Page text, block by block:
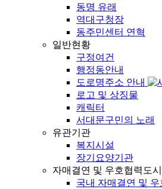
동명 유래
역대구청장
동주민센터 연혁
일반현황
구정여건
행정동안내
도로명주소 안내
로고 및 상징물
캐릭터
서대문구민의 노래
유관기관
복지시설
장기요양기관
자매결연 및 우호협력도시
국내 자매결연 및 우